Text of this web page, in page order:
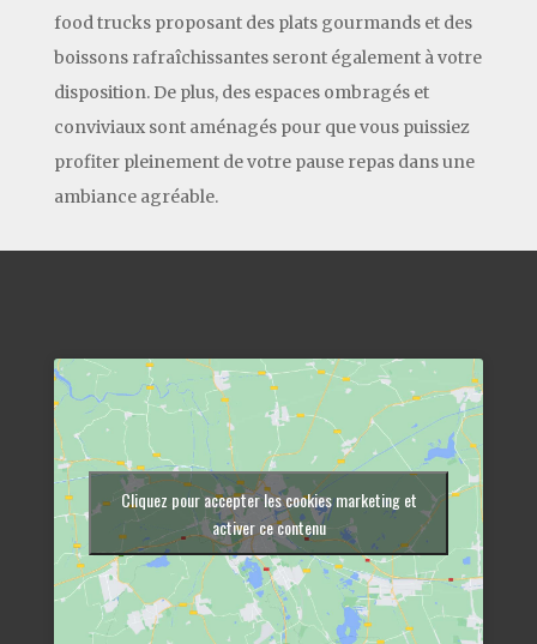
food trucks proposant des plats gourmands et des
boissons rafraîchissantes seront également à votre
disposition. De plus, des espaces ombragés et
conviviaux sont aménagés pour que vous puissiez
profiter pleinement de votre pause repas dans une
ambiance agréable.
Cliquez pour accepter les cookies marketing et
activer ce contenu